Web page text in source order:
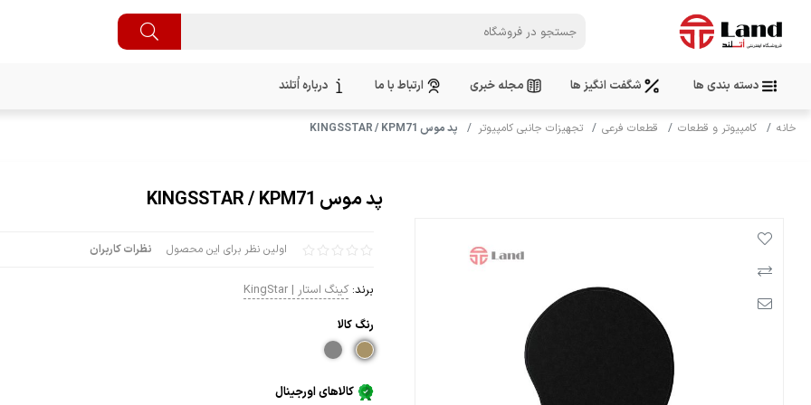
دسته بندی ها شگفت انگیز ها مجله خبری ارتباط با ما درباره اُتلند
خانه کامپیوتر و قطعات قطعات فرعی تجهیزات جانبی کامپیوتر پد موس KINGSSTAR / KPM71
پد موس KINGSSTAR / KPM71
اولین نظر برای این محصول نظرات کاربران
برند: کینگ استار | KingStar
رنگ كالا
کالاهای اورجینال